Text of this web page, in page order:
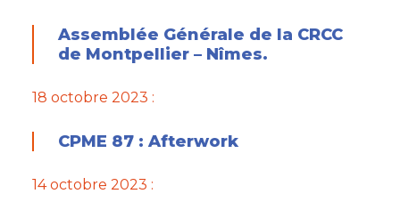
Assemblée Générale de la CRCC
de Montpellier – Nîmes.
18 octobre 2023 :
CPME 87 : Afterwork
14 octobre 2023 :